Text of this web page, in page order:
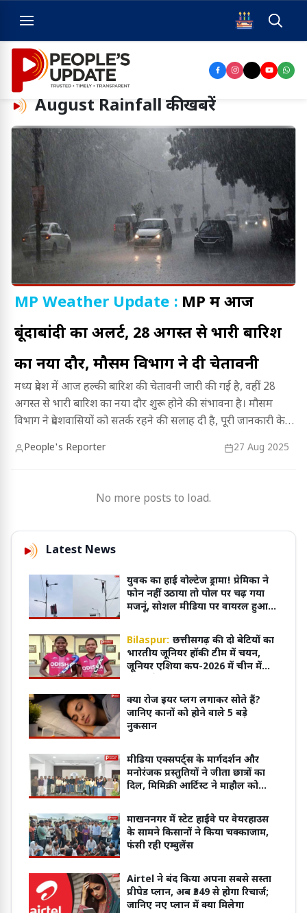
August Rainfall की खबरें
MP Weather Update : MP में आज
बूंदाबांदी का अलर्ट, 28 अगस्त से भारी बारिश
का नया दौर, मौसम विभाग ने दी चेतावनी
मध्य प्रदेश में आज हल्की बारिश की चेतावनी जारी की गई है, वहीं 28
अगस्त से भारी बारिश का नया दौर शुरू होने की संभावना है। मौसम
विभाग ने प्रदेशवासियों को सतर्क रहने की सलाह दी है, पूरी जानकारी के
People's Reporter 27 Aug 2025
No more posts to load.
Latest News
युवक का हाई वोल्टेज ड्रामा! प्रेमिका ने
फोन नहीं उठाया तो पोल पर चढ़ गया
मजनूं, सोशल मीडिया पर वायरल हुआ
Bilaspur: छत्तीसगढ़ की दो बेटियों का
भारतीय जूनियर हॉकी टीम में चयन,
जूनियर एशिया कप-2026 में चीन में
क्या रोज इयर प्लग लगाकर सोते हैं?
जानिए कानों को होने वाले 5 बड़े
नुकसान
मीडिया एक्सपर्ट्स के मार्गदर्शन और
मनोरंजक प्रस्तुतियों ने जीता छात्रों का
दिल, मिमिक्री आर्टिस्ट ने माहौल को
माखननगर में स्टेट हाईवे पर वेयरहाउस
के सामने किसानों ने किया चक्काजाम,
फंसी रही एम्बुलेंस
Airtel ने बंद किया अपना सबसे सस्ता
प्रीपेड प्लान, अब ₹349 से होगा रिचार्ज;
जानिए नए प्लान में क्या मिलेगा